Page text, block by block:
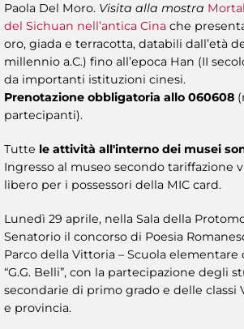
Paola Del Moro. Visita alla mostra
del Sichuan nell’antica Cina che
oro, giada e terracotta, databili dall’età
millennio a.C.) fino all’epoca Han (II
da importanti istituzioni cinesi.
Prenotazione obbligatoria allo 060608
partecipanti).
Tutte le attività all'interno dei musei
Ingresso al museo secondo tariffazione
libero per i possessori della MIC card.
Lunedì 29 aprile, nella Sala della
Senatorio il concorso di Poesia
Parco della Vittoria – Scuola elementare
“G.G. Belli”, con la partecipazione degli
secondarie di primo grado e delle classi
e provincia.